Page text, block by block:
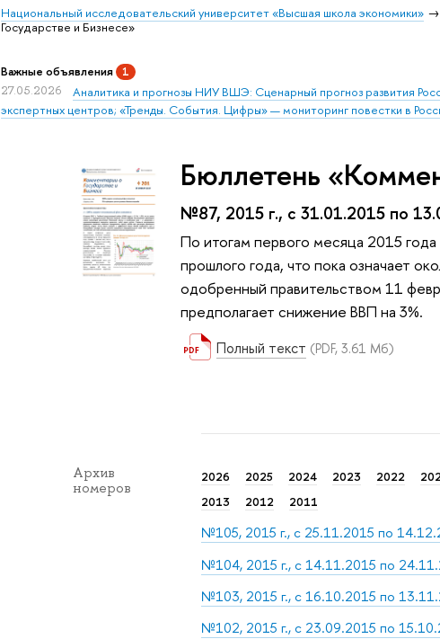
Национальный исследовательский университет «Высшая школа экономики»
Государстве и Бизнесе»
Важные объявления 1
27.05.2026
Аналитика и прогнозы НИУ ВШЭ: Сценарный прогноз развития
экспертных центров; «Тренды. События. Цифры» — мониторинг повестки в
Бюллетень
№87, 2015 г., с 31.01.2015 по
По итогам первого месяца 2015
прошлого года, что пока означает
одобренный правительством 11
предполагает снижение ВВП на 3%.
Полный текст (PDF, 3.61 Мб)
Архив
номеров
2026 2025 2024 2023 2022
2013
2012 2011
№105, 2015 г., с 25.11.2015 по
№104, 2015 г., с 14.11.2015 по
№103, 2015 г., с 16.10.2015 по
№102, 2015 г., с 23.09.2015 по